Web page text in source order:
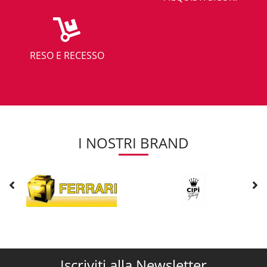
collegare sino ad un max di 2 unità interne.
Si tratta della soluzione ideale per chi ha interesse a rinfrescare 2
camere distinte utilizzando il numero minore di unità possibile. Nel
condomini, ne rende merito alla facciata del bel palazzo in cui abitate.
Anche se i costi dei condizionatori multi split con caratteristica
possibile trovare dei prezzi economici su i prodotti Vaillant ed
Hermann. Si tratta tra 2 dei migliori marchi di condizionatori multisplit
presenti sul mercato italiano che presentano una potenza nominale
della macchina effettiva, senza inganno.
RESO E RECESSO
I NOSTRI BRAND